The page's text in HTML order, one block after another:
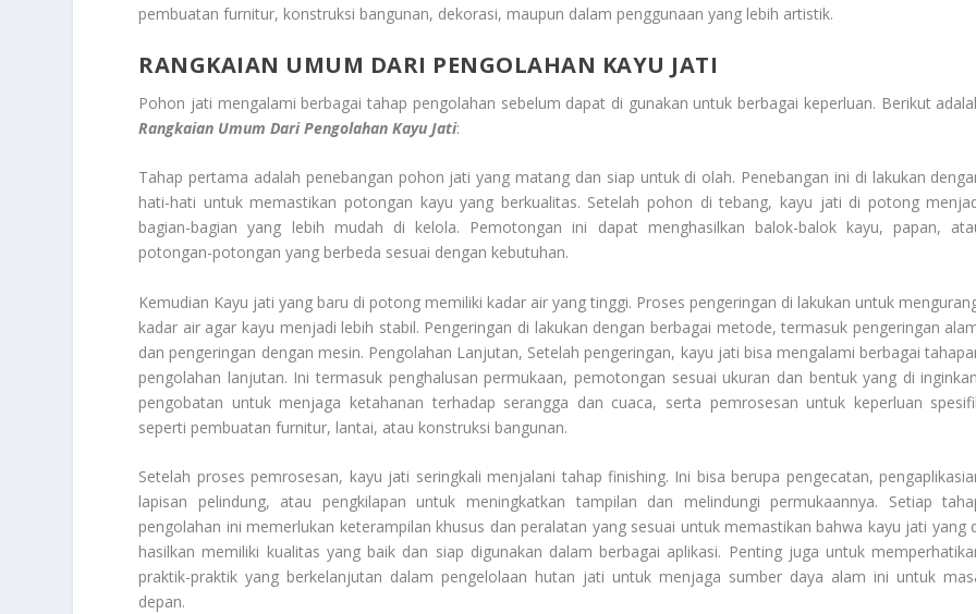
pembuatan furnitur, konstruksi bangunan, dekorasi, maupun dalam penggunaan yang lebih artistik.
RANGKAIAN UMUM DARI PENGOLAHAN KAYU JATI
Pohon jati mengalami berbagai tahap pengolahan sebelum dapat di gunakan untuk berbagai keperluan. Berikut
Rangkaian Umum Dari Pengolahan Kayu Jati:
Tahap pertama adalah penebangan pohon jati yang matang dan siap untuk di olah. Penebangan ini di lakukan
hati-hati untuk memastikan potongan kayu yang berkualitas. Setelah pohon di tebang, kayu jati di potong
bagian-bagian yang lebih mudah di kelola. Pemotongan ini dapat menghasilkan balok-balok kayu, papan,
potongan-potongan yang berbeda sesuai dengan kebutuhan.
Kemudian Kayu jati yang baru di potong memiliki kadar air yang tinggi. Proses pengeringan di lakukan untuk
kadar air agar kayu menjadi lebih stabil. Pengeringan di lakukan dengan berbagai metode, termasuk pengeringan
dan pengeringan dengan mesin. Pengolahan Lanjutan, Setelah pengeringan, kayu jati bisa mengalami berbagai
pengolahan lanjutan. Ini termasuk penghalusan permukaan, pemotongan sesuai ukuran dan bentuk yang di
pengobatan untuk menjaga ketahanan terhadap serangga dan cuaca, serta pemrosesan untuk keperluan
seperti pembuatan furnitur, lantai, atau konstruksi bangunan.
Setelah proses pemrosesan, kayu jati seringkali menjalani tahap finishing. Ini bisa berupa pengecatan,
lapisan pelindung, atau pengkilapan untuk meningkatkan tampilan dan melindungi permukaannya. Setiap
pengolahan ini memerlukan keterampilan khusus dan peralatan yang sesuai untuk memastikan bahwa kayu jati yang
hasilkan memiliki kualitas yang baik dan siap digunakan dalam berbagai aplikasi. Penting juga untuk
praktik-praktik yang berkelanjutan dalam pengelolaan hutan jati untuk menjaga sumber daya alam ini untuk
depan.